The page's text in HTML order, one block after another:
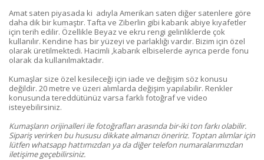
Amat saten piyasada ki adıyla Amerikan saten diğer satenlere göre
daha dik bir kumaştır. Tafta ve Ziberlin gibi kabarık abiye kıyafetler
için terih edilir. Özellikle Beyaz ve ekru rengi gelinliklerde çok
kullanılır. Kendine has bir yüzeyi ve parlaklığı vardır. Bizim için özel
olarak üretilmektedi. Hacimli ,kabarık elbiselerde ayrıca perde fonu
olarak da kullanılmaktadır.
Kumaşlar size özel kesileceği için iade ve değişim söz konusu
değildir. 20 metre ve üzeri alımlarda değişim yapılabilir. Renkler
konusunda tereddütünüz varsa farklı fotoğraf ve video
isteyebilirsiniz.
Kumaşların orijinalleri ile fotoğrafları arasında bir-iki ton farkı olabilir.
Sipariş verirken bu hususu dikkate almanızı öneririz. Toptan alımlar için
lütfen whatsapp hattımızdan ya da diğer telefon numaralarımızdan
iletişime geçebilirsiniz.